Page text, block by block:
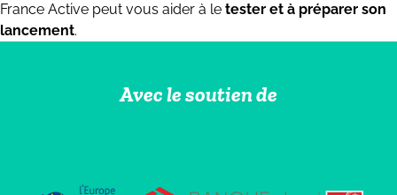
France Active peut vous aider à le tester et à préparer son
lancement.
Avec le soutien de